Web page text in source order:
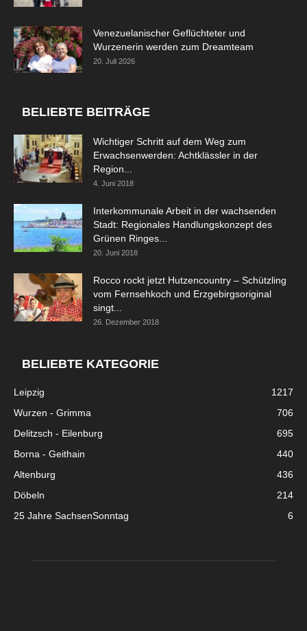
Venezuelanischer Geflüchteter und
Wurzenerin werden zum Dreamteam
20. Juli 2026
BELIEBTE BEITRÄGE
Wichtiger Schritt auf dem Weg zum
Erwachsenwerden: Achtklässler in der
Region...
4. Juni 2018
Interkommunale Arbeit in der wachsenden
Stadt: Regionales Handlungskonzept des
Grünen Ringes...
20. Juni 2018
Rocco rockt jetzt Hutzencountry – Schützling
vom Fernsehkoch und Erzgebirgsoriginal
singt...
26. Dezember 2018
BELIEBTE KATEGORIE
Leipzig
1217
Wurzen - Grimma
706
Delitzsch - Eilenburg
695
Borna - Geithain
440
Altenburg
436
Döbeln
214
25 Jahre SachsenSonntag
6